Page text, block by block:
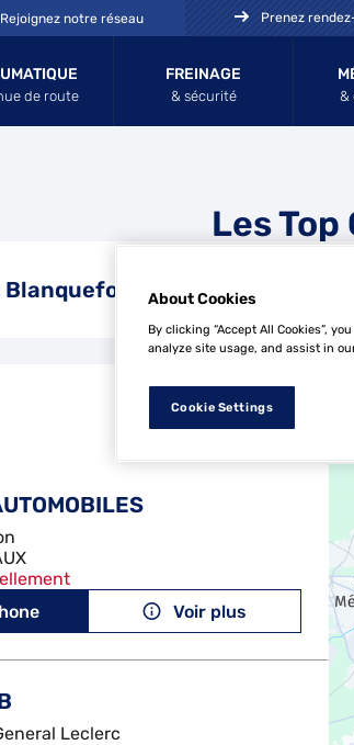
de route
FREINAGE
& sécurité &
Rejoignez notre réseau Prenez
Les
Blanquefort
9
Voir plus
Leclerc
About Cookies
By clicking “Accept All Cookies”,
analyze site usage, and assist in
Cookie Settings